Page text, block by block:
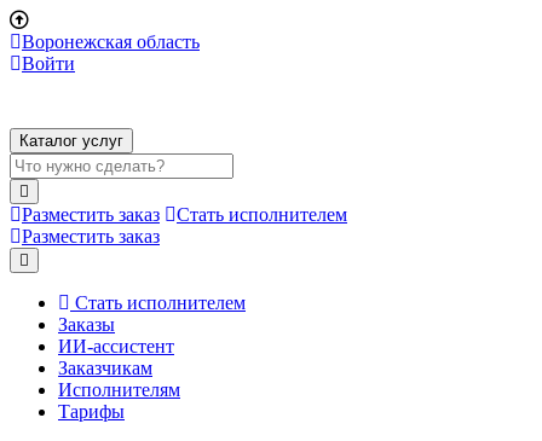
Воронежская область
Войти
Каталог услуг
Разместить заказ
Стать исполнителем
Разместить заказ
Стать исполнителем
Заказы
ИИ-ассистент
Заказчикам
Исполнителям
Тарифы